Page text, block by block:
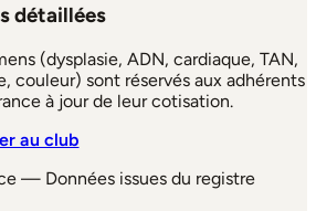
détaillées
(dysplasie, ADN, cardiaque, TAN,
couleur) sont réservés aux adhérents
à jour de leur cotisation.
au club
— Données issues du registre